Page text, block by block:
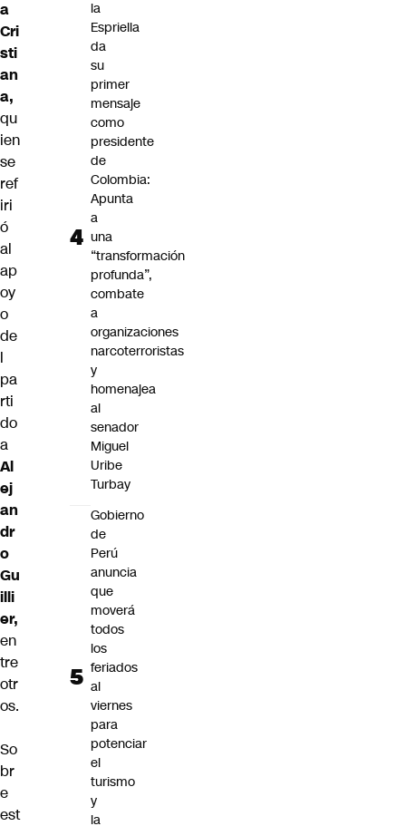
a
Cri
sti
an
a,
qu
ien
se
ref
iri
ó
al
ap
oy
o
de
l
pa
rti
do
a
Al
ej
an
dr
o
Gu
illi
er,
en
tre
otr
os.
So
br
e
est
la
Espriella
da
su
primer
mensaje
como
presidente
de
Colombia:
Apunta
a
una
“transformación
profunda”,
combate
a
organizaciones
narcoterroristas
y
homenajea
al
senador
Miguel
Uribe
Turbay
Gobierno
de
Perú
anuncia
que
moverá
todos
los
feriados
al
viernes
para
potenciar
el
turismo
y
la